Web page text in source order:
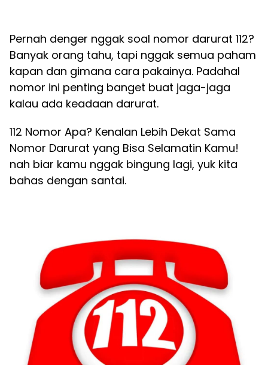
Pernah denger nggak soal nomor darurat 112?
Banyak orang tahu, tapi nggak semua paham
kapan dan gimana cara pakainya. Padahal
nomor ini penting banget buat jaga-jaga
kalau ada keadaan darurat.
112 Nomor Apa? Kenalan Lebih Dekat Sama
Nomor Darurat yang Bisa Selamatin Kamu!
nah biar kamu nggak bingung lagi, yuk kita
bahas dengan santai.